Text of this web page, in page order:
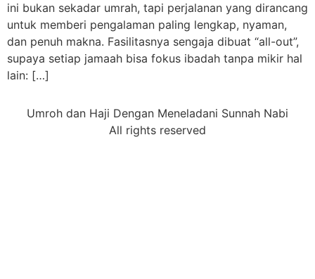
ini bukan sekadar umrah, tapi perjalanan yang dirancang
untuk memberi pengalaman paling lengkap, nyaman,
dan penuh makna. Fasilitasnya sengaja dibuat “all-out”,
supaya setiap jamaah bisa fokus ibadah tanpa mikir hal
lain: […]
Umroh dan Haji Dengan Meneladani Sunnah Nabi
All rights reserved